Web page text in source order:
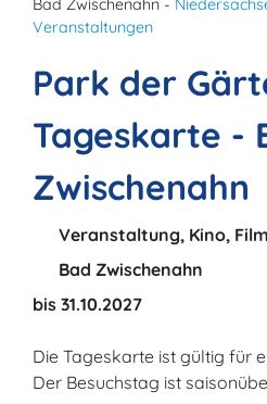
Bad Zwischenahn -
Veranstaltungen
Park der
Tageskarte -
Zwischenahn
Veranstaltung, Kino,
Bad Zwischenahn
bis 31.10.2027
Die Tageskarte ist gültig für
Der Besuchstag ist